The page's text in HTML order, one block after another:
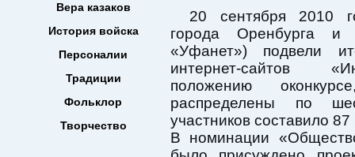
Вера казаков
История войска
Персоналии
Традиции
Фольклор
Творчество
20 сентября 2010
города Оренбурга и
«Уфанет») подвели
интернет-сайтов
положению
распределены по
участников составило 87
В номинации